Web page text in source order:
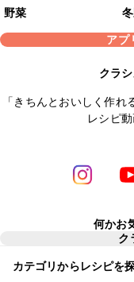
野菜
アプ
クラ
「きちんとおいしく作
レシピ
何かお
ク
カテゴリからレシピを